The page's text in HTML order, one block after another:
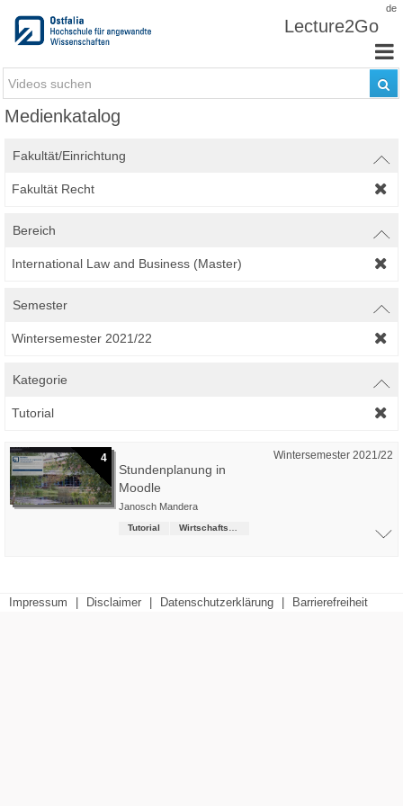
de
Lecture2Go
Medienkatalog
Fakultät/Einrichtung
Fakultät Recht
Bereich
International Law and Business (Master)
Semester
Wintersemester 2021/22
Kategorie
Tutorial
4 Wintersemester 2021/22
Stundenplanung in
Moodle
Janosch Mandera
Tutorial
Impressum Disclaimer Datenschutzerklärung Barrierefreiheit